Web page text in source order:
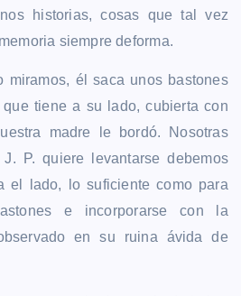
historias, cosas que tal vez
siempre deforma.
miramos, él saca unos bastones
tiene a su lado, cubierta con
madre le bordó. Nosotras
P. quiere levantarse debemos
el lado, lo suficiente como para
e incorporarse con la
en su ruina ávida de